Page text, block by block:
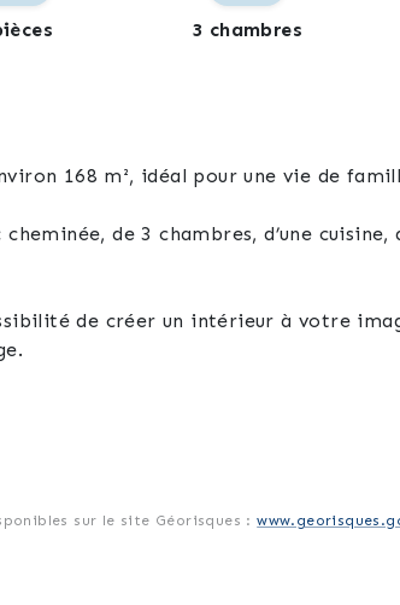
3 chambres
168 m², idéal pour une vie de
de 3 chambres, d’une cuisine,
de créer un intérieur à votre
sur le site Géorisques :